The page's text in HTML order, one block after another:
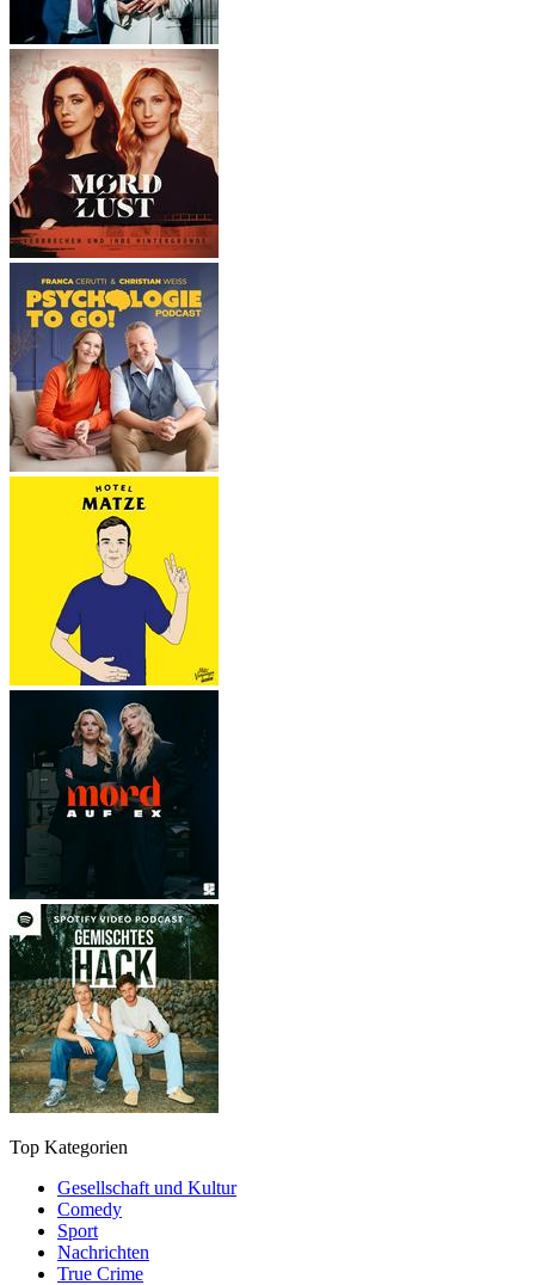
Top Kategorien
Gesellschaft und Kultur
Comedy
Sport
Nachrichten
True Crime